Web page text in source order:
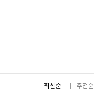
최신순 추천순